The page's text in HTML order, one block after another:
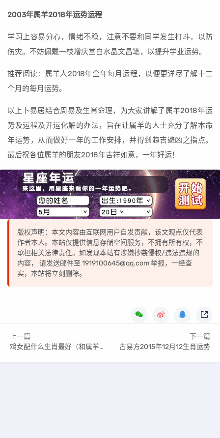
2003年属羊2018年运势运程
学习上容易分心，情绪不稳，注意不要和同学发生打斗，以防
伤灾。不妨佩戴一枝增庆堂白水晶文昌笔，以提升学业运势。
推荐阅读：属羊人2018年全年每月运程，以便更详尽了解十二
个月的每月运势。
以上卜易居结合周易及生肖命理，为大家讲解了属羊2018年运
势及运程及开运化解的办法，旨在让属羊的人士充分了解本命
年运势，从而做好一年的工作安排，并得到趋吉避凶之指点。
最后祝各位属羊的朋友2018年吉祥如意，一年好运！
版权声明：本文内容由互联网用户自发贡献，该文观点仅代表
作者本人。本站仅提供信息存储空间服务，不拥有所有权，不
承担相关法律责任。如发现本站有涉嫌抄袭侵权/违法违规的
内容， 请发送邮件至 1919100645@qq.com 举报，一经查
实，本站将立刻删除。
上一篇
鸡女配什么生肖最好（和属羊男在性格上非常合适）
下一篇
古易方2015年12月12生肖运势